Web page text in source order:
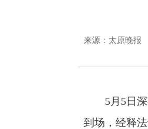
来源： 太原晚报
5月5日深
到场，经释